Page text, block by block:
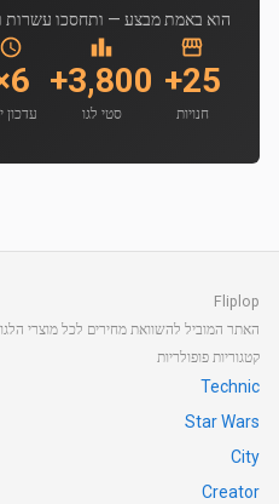
הוא באמת מבצע — ותחסכו עשרות
25+
חנויות
3,800+
סטי לגו
6×
עדכון
Fliplop
האתר המוביל להשוואת מחירים לכל מוצרי הלגו
קטגוריות פופולריות
Technic
Star Wars
City
Creator